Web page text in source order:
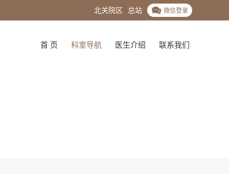
微信登录
总站
北关院区
首 页 科室导航 医生介绍 联系我们